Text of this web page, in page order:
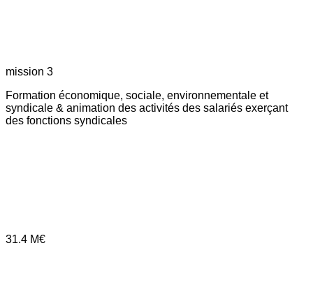
mission 3
Formation économique, sociale, environnementale et
syndicale & animation des activités des salariés exerçant
des fonctions syndicales
31.4 M€